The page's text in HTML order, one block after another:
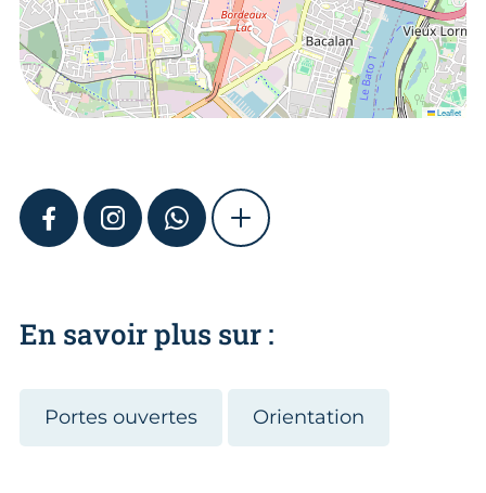
Leaflet
FACEBOOKINSTAGRAMWHATSAPPSHOW MORE
En savoir plus sur :
Portes ouvertes Orientation